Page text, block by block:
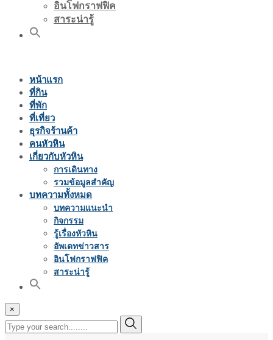
อินโฟกราฟฟิค
สาระน่ารู้
หน้าแรก
ที่กิน
ที่พัก
ที่เที่ยว
ธุรกิจร้านค้า
คนหัวหิน
เกี่ยวกับหัวหิน
การเดินทาง
รวมข้อมูลสำคัญ
บทความทั้งหมด
บทความแนะนำ
กิจกรรม
รู้เรื่องหัวหิน
อัพเดทข่าวสาร
อินโฟกราฟฟิค
สาระน่ารู้
×